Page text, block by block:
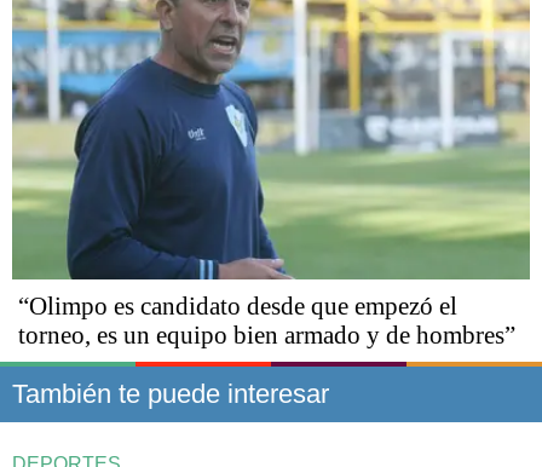
“Olimpo es candidato desde que empezó el
torneo, es un equipo bien armado y de hombres”
También te puede interesar